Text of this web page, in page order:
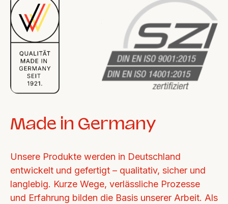
Made in Germany
Unsere Produkte werden in Deutschland
entwickelt und gefertigt – qualitativ, sicher und
langlebig. Kurze Wege, verlässliche Prozesse
und Erfahrung bilden die Basis unserer Arbeit. Als